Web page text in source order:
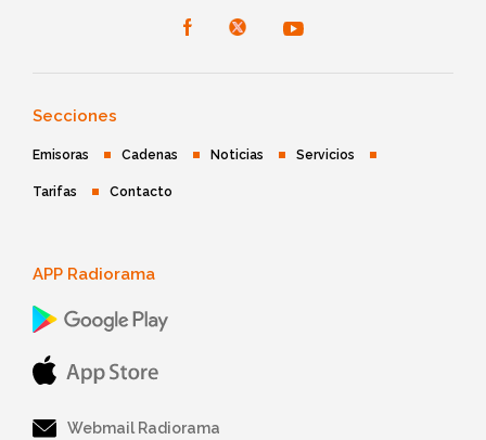
Secciones
Emisoras Cadenas Noticias Servicios
Tarifas Contacto
APP Radiorama
Webmail Radiorama